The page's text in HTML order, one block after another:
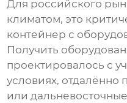
Для российского
климатом, это
контейнер с
Получить
проектировалось с
условиях, отдалённо
или